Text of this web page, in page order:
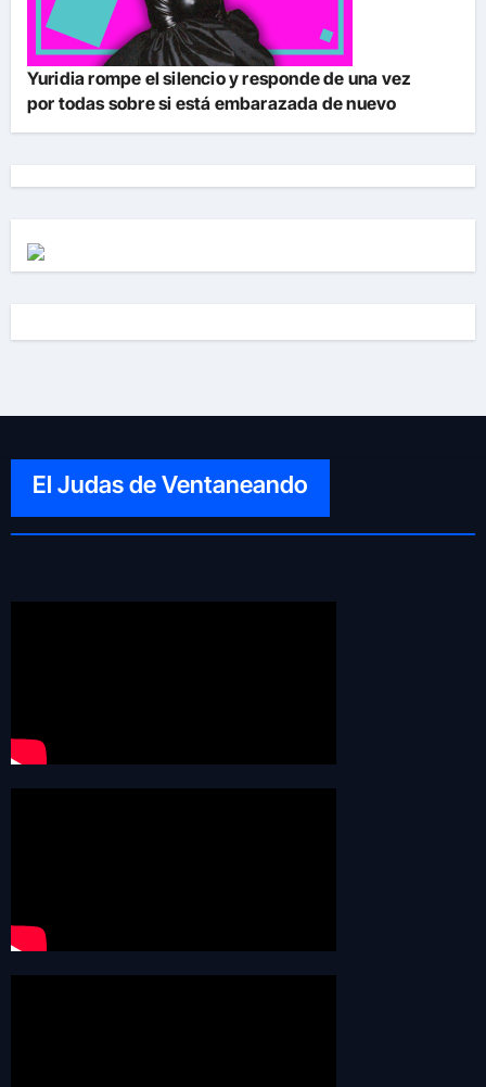
Yuridia rompe el silencio y responde de una vez
por todas sobre si está embarazada de nuevo
El Judas de Ventaneando